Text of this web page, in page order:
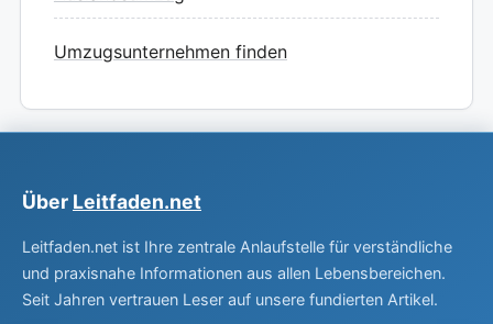
Umzugsunternehmen finden
Über Leitfaden.net
Leitfaden.net ist Ihre zentrale Anlaufstelle für verständliche
und praxisnahe Informationen aus allen Lebensbereichen.
Seit Jahren vertrauen Leser auf unsere fundierten Artikel.